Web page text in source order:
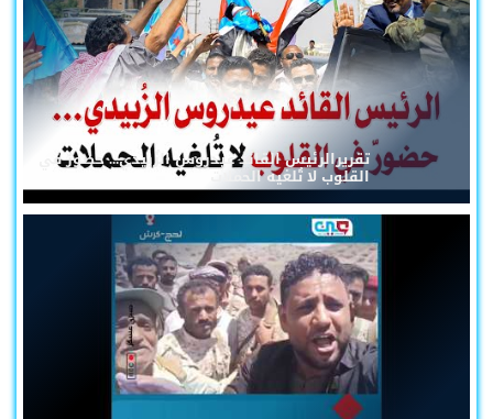
تقريرالرئيس القائد عيدروس الزُبيدي... حضورٌ في
القلوب لا تُلغيه الحملات